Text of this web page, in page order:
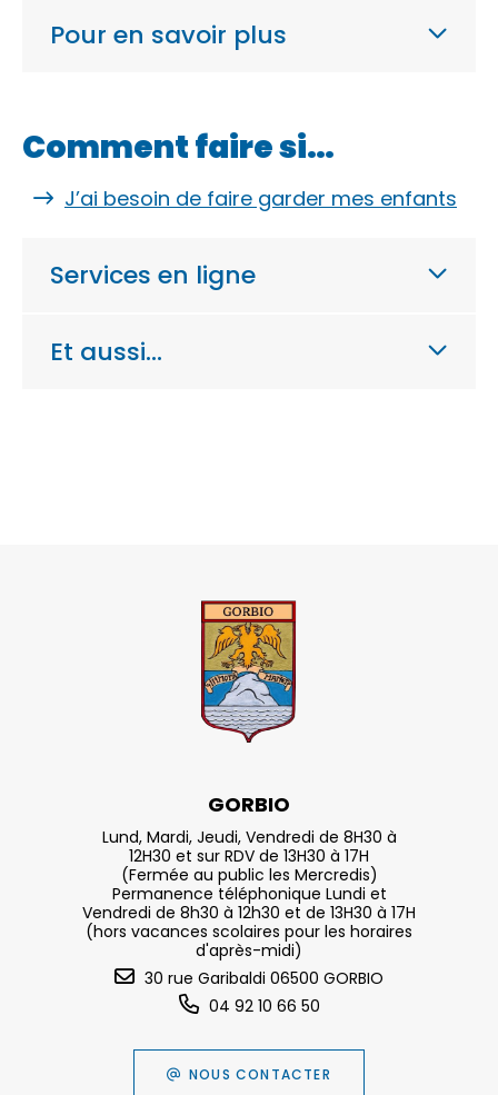
Pour en savoir plus
Comment faire si…
J’ai besoin de faire garder mes enfants
Services en ligne
Et aussi…
GORBIO
Lund, Mardi, Jeudi, Vendredi de 8H30 à
12H30 et sur RDV de 13H30 à 17H
(Fermée au public les Mercredis)
Permanence téléphonique Lundi et
Vendredi de 8h30 à 12h30 et de 13H30 à 17H
(hors vacances scolaires pour les horaires
d'après-midi)
30 rue Garibaldi 06500 GORBIO
04 92 10 66 50
NOUS CONTACTER